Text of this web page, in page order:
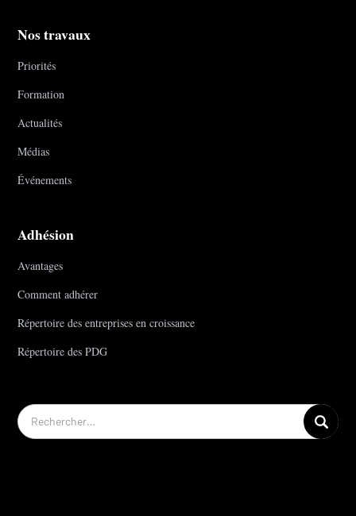
Nos travaux
Priorités
Formation
Actualités
Médias
Événements
Adhésion
Avantages
Comment adhérer
Répertoire des entreprises en croissance
Répertoire des PDG